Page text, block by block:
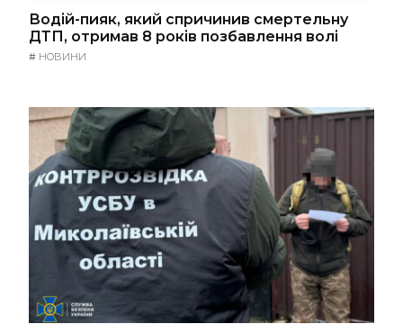
Водій-пияк, який спричинив смертельну
ДТП, отримав 8 років позбавлення волі
# НОВИНИ